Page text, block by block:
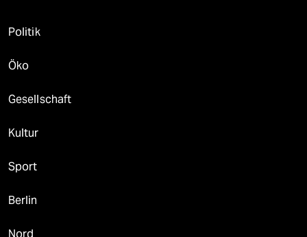
Politik
Öko
Gesellschaft
Kultur
Sport
Berlin
Nord